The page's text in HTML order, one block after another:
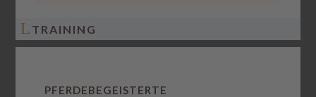
L TRAINING
PFERDEBEGEISTERTE